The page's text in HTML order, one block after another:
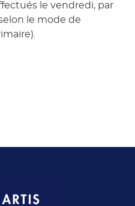
le vendredi, par
le mode de